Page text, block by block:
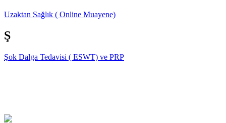
Uzaktan Sağlık ( Online Muayene)
Ş
Şok Dalga Tedavisi ( ESWT) ve PRP